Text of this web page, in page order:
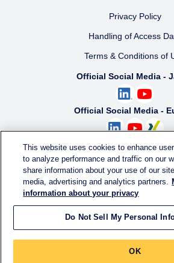
Privacy Policy
Handling of Access
Terms & Conditions of
Official Social Media -
Official Social Media -
Official Social Media -
Official Social Media - South
© KURARAY CO., LTD. All
This website uses cookies to enhance
to analyze performance and traffic on our
share information about your use of our
media, advertising and analytics partners.
information about your privacy
Do Not Sell My Personal
OK